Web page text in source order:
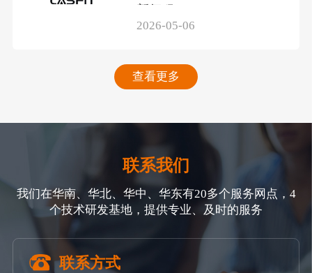
新征程
2026-05-06
查看更多
联系我们
我们在华南、华北、华中、华东有20多个服务网点，4
个技术研发基地，提供专业、及时的服务
联系方式